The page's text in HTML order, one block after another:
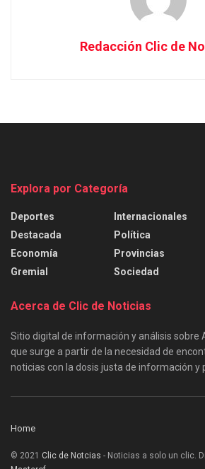
Redacción Clic de
Explora por Categoría
Deportes
Destacada
Economía
Gremial
Internacionales
Política
Provincias
Sociedad
Acerca de Clic de Noticias
Sitio digital de información y análisis sobre
que surge a partir de la necesidad de
noticias con la dosis justa de información y
Home
© 2021 Clic de Notcias - Noticias a solo un clic.